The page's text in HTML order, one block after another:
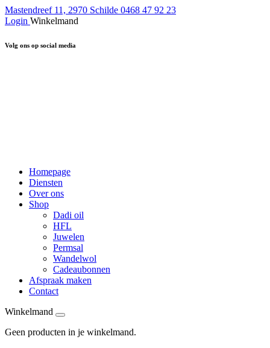
Mastendreef 11, 2970 Schilde 0468 47 92 23
Login Winkelmand
Volg ons op social media
Homepage
Diensten
Over ons
Shop
Dadi oil
HFL
Juwelen
Permsal
Wandelwol
Cadeaubonnen
Afspraak maken
Contact
Winkelmand
Geen producten in je winkelmand.